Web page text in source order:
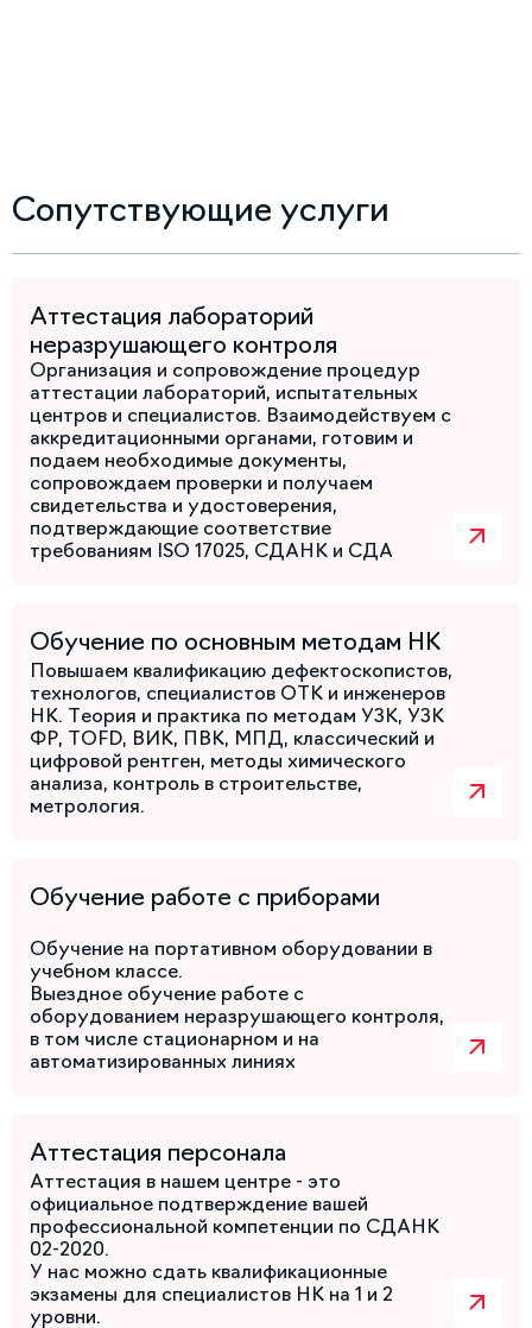
Сопутствующие услуги
Аттестация лабораторий
неразрушающего контроля
Организация и сопровождение процедур
аттестации лабораторий, испытательных
центров и специалистов. Взаимодействуем с
аккредитационными органами, готовим и
подаем необходимые документы,
сопровождаем проверки и получаем
свидетельства и удостоверения,
подтверждающие соответствие
требованиям ISO 17025, СДАНК и СДА
Обучение по основным методам НК
Повышаем квалификацию дефектоскопистов,
технологов, специалистов ОТК и инженеров
НК. Теория и практика по методам УЗК, УЗК
ФР, TOFD, ВИК, ПВК, МПД, классический и
цифровой рентген, методы химического
анализа, контроль в строительстве,
метрология.
Обучение работе с приборами
Обучение на портативном оборудовании в
учебном классе.
Выездное обучение работе с
оборудованием неразрушающего контроля,
в том числе стационарном и на
автоматизированных линиях
Аттестация персонала
Аттестация в нашем центре - это
официальное подтверждение вашей
профессиональной компетенции по СДАНК
02-2020.
У нас можно сдать квалификационные
экзамены для специалистов НК на 1 и 2
уровни.